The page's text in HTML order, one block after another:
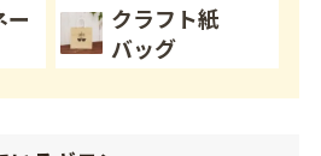
ー
クラフト紙
バッグ